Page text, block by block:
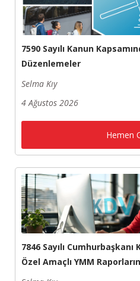
7590 Sayılı Kanun
Düzenlemeler
Selma Kıy
4 Ağustos 2026
Hemen
7846 Sayılı Cumhurbaşkanı
Özel Amaçlı YMM